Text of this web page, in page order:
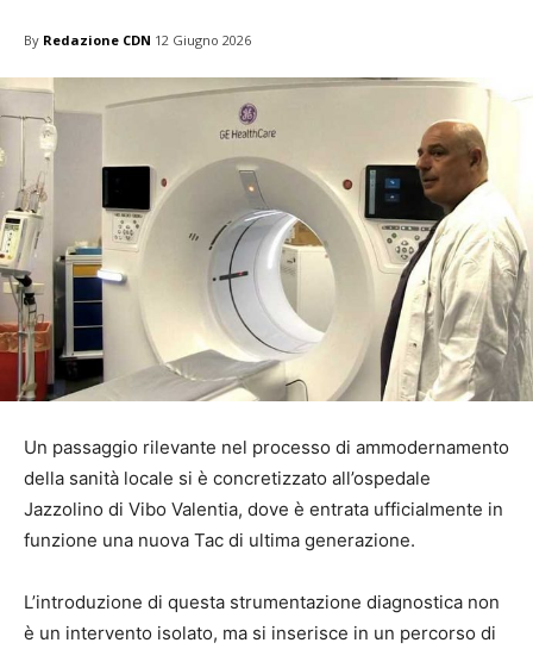
By Redazione CDN 12 Giugno 2026
Un passaggio rilevante nel processo di ammodernamento
della sanità locale si è concretizzato all’ospedale
Jazzolino di Vibo Valentia, dove è entrata ufficialmente in
funzione una nuova Tac di ultima generazione.
L’introduzione di questa strumentazione diagnostica non
è un intervento isolato, ma si inserisce in un percorso di